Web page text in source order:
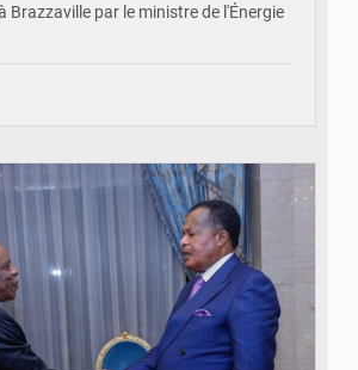
Brazzaville par le ministre de l'Énergie